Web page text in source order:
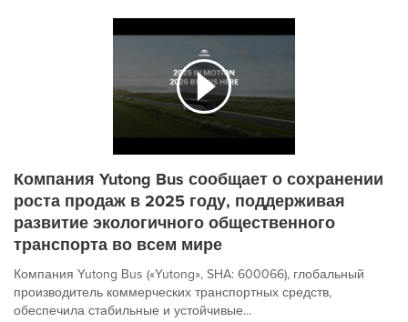
Компания Yutong Bus сообщает о сохранении
роста продаж в 2025 году, поддерживая
развитие экологичного общественного
транспорта во всем мире
Компания Yutong Bus («Yutong», SHA: 600066), глобальный
производитель коммерческих транспортных средств,
обеспечила стабильные и устойчивые...